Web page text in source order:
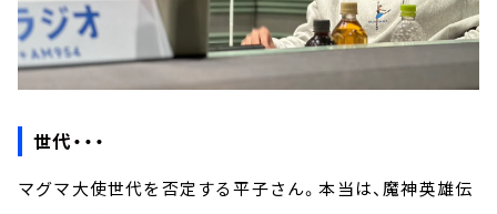
世代・・・
マグマ大使世代を否定する平子さん。本当は、魔神英雄伝